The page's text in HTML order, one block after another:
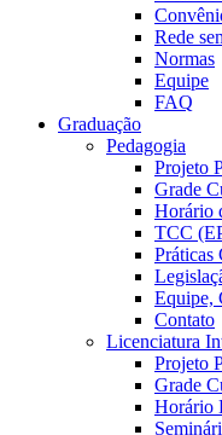
Rede
Normas
Equipe
FAQ
Graduação
Pedagogia
Projeto
Grade
Horário
TCC
Práticas
Equipe,
Contato
Licenciatura
Projeto
Grade
Horário